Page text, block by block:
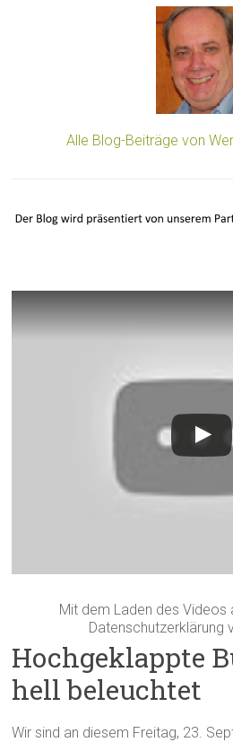
Alle Blog-Beiträge von
Mit dem Laden des Videos
Datenschutzerklärung
Hochgeklappte
hell beleuchtet
Wir sind an diesem Freitag, 23.